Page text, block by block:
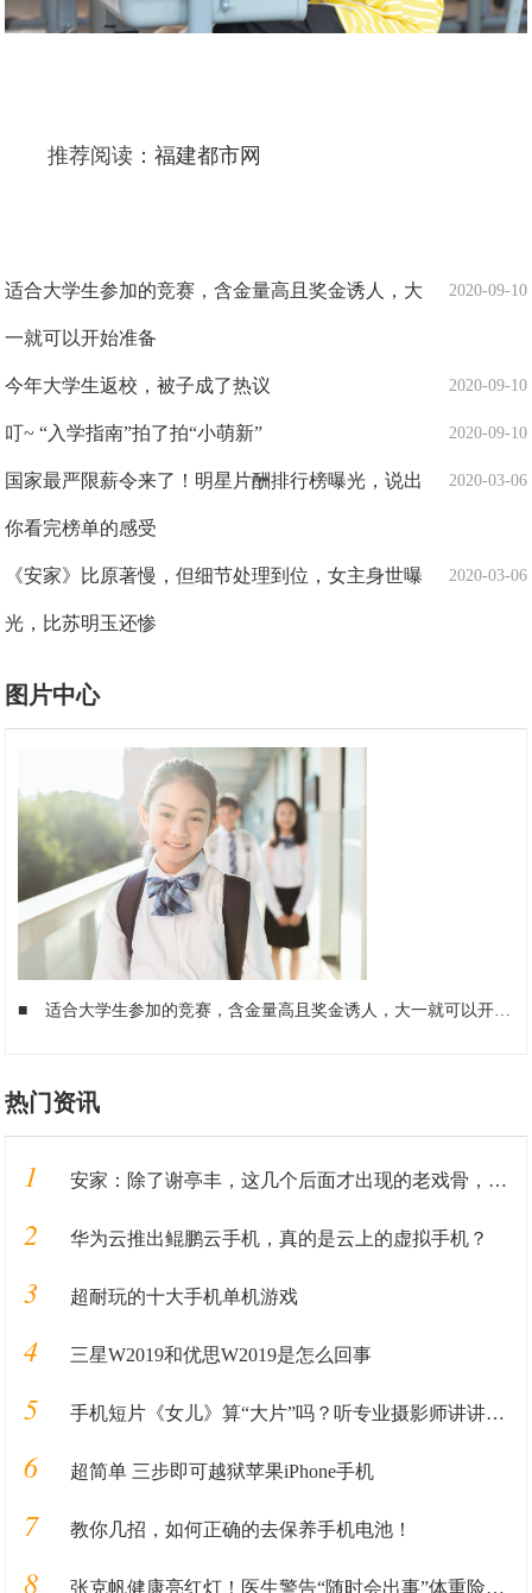
推荐阅读：福建都市网
2020-09-10
适合大学生参加的竞赛，含金量高且奖金诱人，大
一就可以开始准备
2020-09-10
今年大学生返校，被子成了热议
2020-09-10
叮~ “入学指南”拍了拍“小萌新”
2020-03-06
国家最严限薪令来了！明星片酬排行榜曝光，说出
你看完榜单的感受
2020-03-06
《安家》比原著慢，但细节处理到位，女主身世曝
光，比苏明玉还惨
图片中心
■ 适合大学生参加的竞赛，含金量高且奖金诱人，大一就可以开始准备
热门资讯
1 安家：除了谢亭丰，这几个后面才出现的老戏骨，比孙俪演得还出彩
2 华为云推出鲲鹏云手机，真的是云上的虚拟手机？
3 超耐玩的十大手机单机游戏
4 三星W2019和优思W2019是怎么回事
5 手机短片《女儿》算“大片”吗？听专业摄影师讲讲丨揭秘
6 超简单 三步即可越狱苹果iPhone手机
7 教你几招，如何正确的去保养手机电池！
8 张克帆健康亮红灯！医生警告“随时会出事”体重险破百